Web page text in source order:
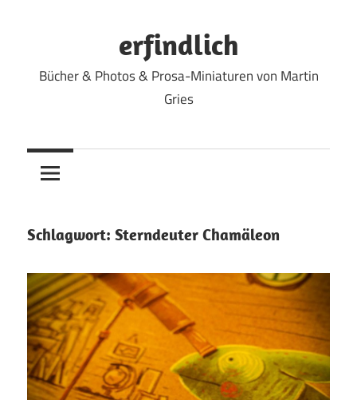
erfindlich
Bücher & Photos & Prosa-Miniaturen von Martin
Gries
Schlagwort: Sterndeuter Chamäleon